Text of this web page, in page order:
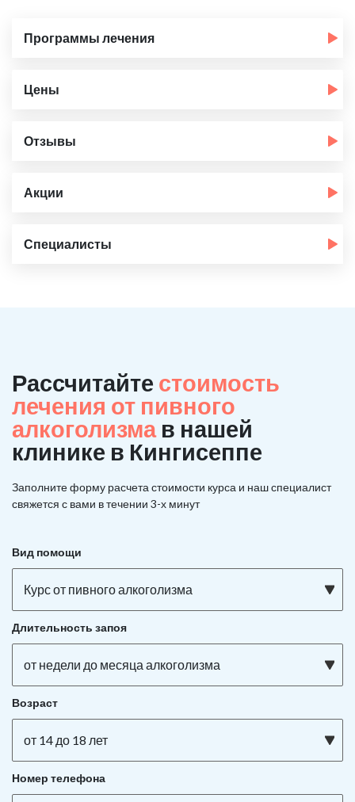
Программы лечения
Цены
Отзывы
Акции
Специалисты
Рассчитайте стоимость
лечения от пивного
алкоголизма в нашей
клинике в Кингисеппе
Заполните форму расчета стоимости курса и наш специалист
свяжется с вами в течении 3-х минут
Вид помощи
Курс от пивного алкоголизма
Длительность запоя
от недели до месяца алкоголизма
Возраст
от 14 до 18 лет
Номер телефона